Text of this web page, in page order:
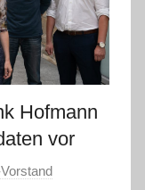
Hofmann
vor